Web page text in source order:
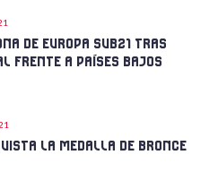
DE EUROPA SUB21 TRAS
FRENTE A PAÍSES BAJOS
LA MEDALLA DE BRONCE